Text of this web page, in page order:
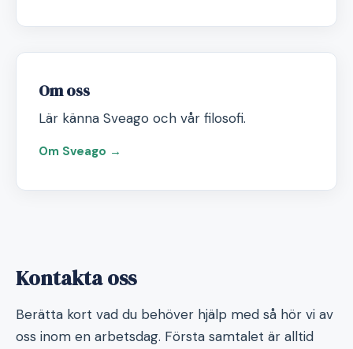
Om oss
Lär känna Sveago och vår filosofi.
Om Sveago →
Kontakta oss
Berätta kort vad du behöver hjälp med så hör vi av
oss inom en arbetsdag. Första samtalet är alltid